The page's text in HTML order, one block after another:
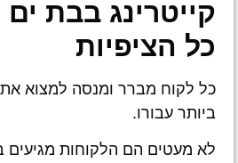
קייטרינג בבת
כל הציפיות
כל לקוח מברר ומנסה למצוא
ביותר עבורו.
לא מעטים הם הלקוחות מגיעים